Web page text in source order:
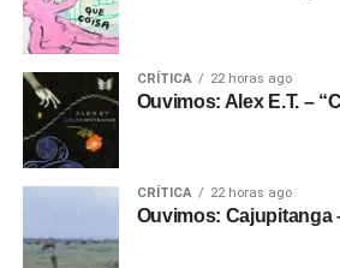
CRÍTICA 22 horas ago
Ouvimos: Alex E.T. –
CRÍTICA 22 horas ago
Ouvimos: Cajupitanga